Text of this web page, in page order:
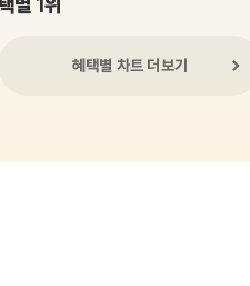
혜택별 차트 더보기